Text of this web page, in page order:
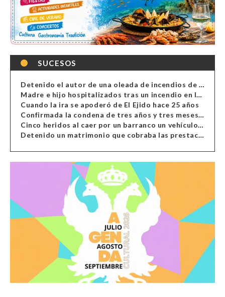
SUCESOS
Detenido el autor de una oleada de incendios de contenedores en Almería
Madre e hijo hospitalizados tras un incendio en la cocina de una vivienda en Almería
Cuando la ira se apoderó de El Ejido hace 25 años
Confirmada la condena de tres años y tres meses al hombre de Antas acusado de xenofobia
Cinco heridos al caer por un barranco un vehículo en Alcolea
Detenido un matrimonio que cobraba las prestaciones de ilegales en Almería, Granada, Málaga, Huelva y Murcia